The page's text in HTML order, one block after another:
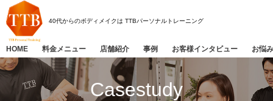
Casestudy
40代からのボディメイクは TTBパーソナルトレーニング
HOME 料金メニュー 店舗紹介 事例 お客様インタビュー お悩